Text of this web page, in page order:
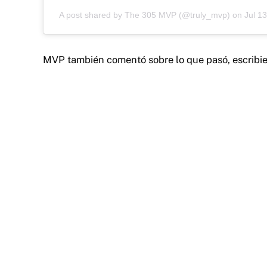
A post shared by The 305 MVP(@truly_mvp) on Jul
MVP también comentó sobre lo que pasó,